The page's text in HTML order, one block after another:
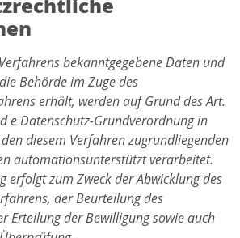
bekanntgegebene Daten und
Behörde im Zuge des
erhält, werden auf Grund des Art.
e Datenschutz-Grundverordnung in
diesem Verfahren zugrundliegenden
automationsunterstützt verarbeitet.
erfolgt zum Zweck der Abwicklung des
der Beurteilung des
Erteilung der Bewilligung sowie auch